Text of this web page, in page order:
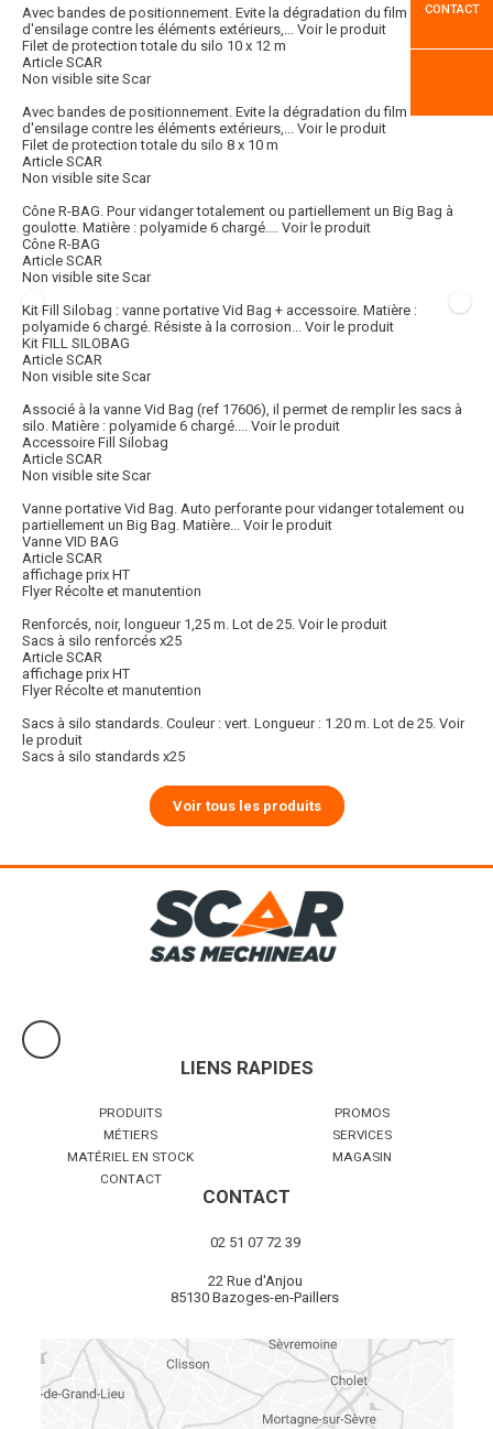
Avec bandes de positionnement. Evite la dégradation du film
d'ensilage contre les éléments extérieurs,...
Voir le produit
Filet de protection totale du silo 10 x 12 m
Article SCAR
Non visible site Scar
Avec bandes de positionnement. Evite la dégradation du film
d'ensilage contre les éléments extérieurs,...
Voir le produit
Filet de protection totale du silo 8 x 10 m
Article SCAR
Non visible site Scar
Cône R-BAG. Pour vidanger totalement ou partiellement un Big Bag à
goulotte. Matière : polyamide 6 chargé....
Voir le produit
Cône R-BAG
Article SCAR
Non visible site Scar
Kit Fill Silobag : vanne portative Vid Bag + accessoire. Matière :
polyamide 6 chargé. Résiste à la corrosion...
Voir le produit
Kit FILL SILOBAG
Article SCAR
Non visible site Scar
Associé à la vanne Vid Bag (ref 17606), il permet de remplir les sacs à
silo. Matière : polyamide 6 chargé....
Voir le produit
Accessoire Fill Silobag
Article SCAR
Non visible site Scar
Vanne portative Vid Bag. Auto perforante pour vidanger totalement ou
partiellement un Big Bag. Matière...
Voir le produit
Vanne VID BAG
Article SCAR
affichage prix HT
Flyer Récolte et manutention
Renforcés, noir, longueur 1,25 m. Lot de 25. Voir le produit
Sacs à silo renforcés x25
Article SCAR
affichage prix HT
Flyer Récolte et manutention
Sacs à silo standards. Couleur : vert. Longueur : 1.20 m. Lot de 25. Voir
le produit
Sacs à silo standards x25
Voir tous les produits
CONTACT
LIENS RAPIDES
PRODUITS
PROMOS
MÉTIERS
SERVICES
MATÉRIEL EN STOCK
MAGASIN
CONTACT
CONTACT
02 51 07 72 39
22 Rue d'Anjou
85130 Bazoges-en-Paillers